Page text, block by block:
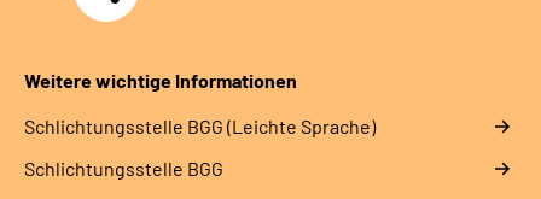
Weitere wichtige Informationen
Schlich­tungs­stel­le BGG (Leichte Sprache)
Schlich­tungs­stel­le BGG